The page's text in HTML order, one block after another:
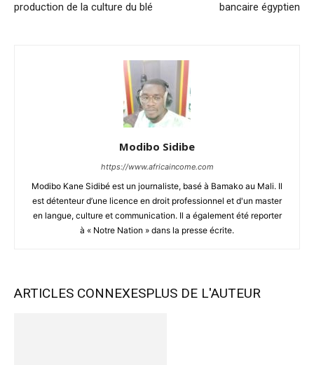
production de la culture du blé
bancaire égyptien
Modibo Sidibe
https://www.africaincome.com
Modibo Kane Sidibé est un journaliste, basé à Bamako au Mali. Il
est détenteur d’une licence en droit professionnel et d'un master
en langue, culture et communication. Il a également été reporter
à « Notre Nation » dans la presse écrite.
ARTICLES CONNEXESPLUS DE L'AUTEUR